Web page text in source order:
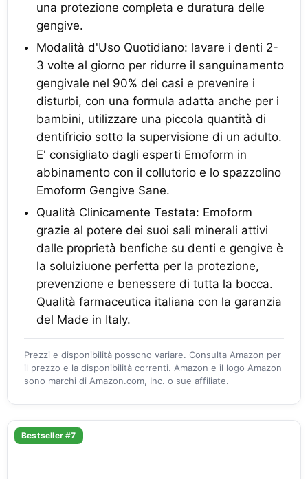
una protezione completa e duratura delle
gengive.
Modalità d'Uso Quotidiano: lavare i denti 2-
3 volte al giorno per ridurre il sanguinamento
gengivale nel 90% dei casi e prevenire i
disturbi, con una formula adatta anche per i
bambini, utilizzare una piccola quantità di
dentifricio sotto la supervisione di un adulto.
E' consigliato dagli esperti Emoform in
abbinamento con il collutorio e lo spazzolino
Emoform Gengive Sane.
Qualità Clinicamente Testata: Emoform
grazie al potere dei suoi sali minerali attivi
dalle proprietà benfiche su denti e gengive è
la soluiziuone perfetta per la protezione,
prevenzione e benessere di tutta la bocca.
Qualità farmaceutica italiana con la garanzia
del Made in Italy.
Prezzi e disponibilità possono variare. Consulta Amazon per
il prezzo e la disponibilità correnti. Amazon e il logo Amazon
sono marchi di Amazon.com, Inc. o sue affiliate.
Bestseller #7